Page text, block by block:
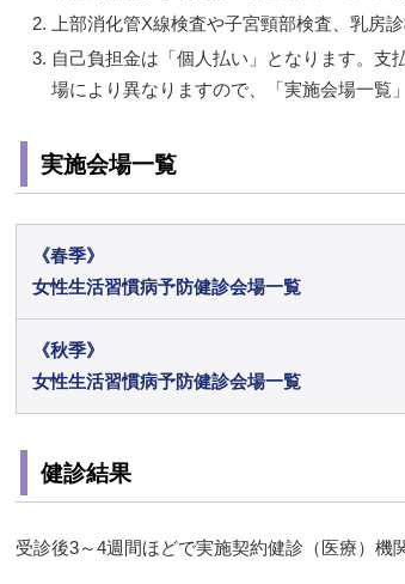
上部消化管X線検査や子宮頸部検査、乳房
自己負担金は「個人払い」となります。支
場により異なりますので、「実施会場一覧
実施会場一覧
《春季》
女性生活習慣病予防健診会場一覧
《秋季》
女性生活習慣病予防健診会場一覧
健診結果
受診後3～4週間ほどで実施契約健診（医療）機